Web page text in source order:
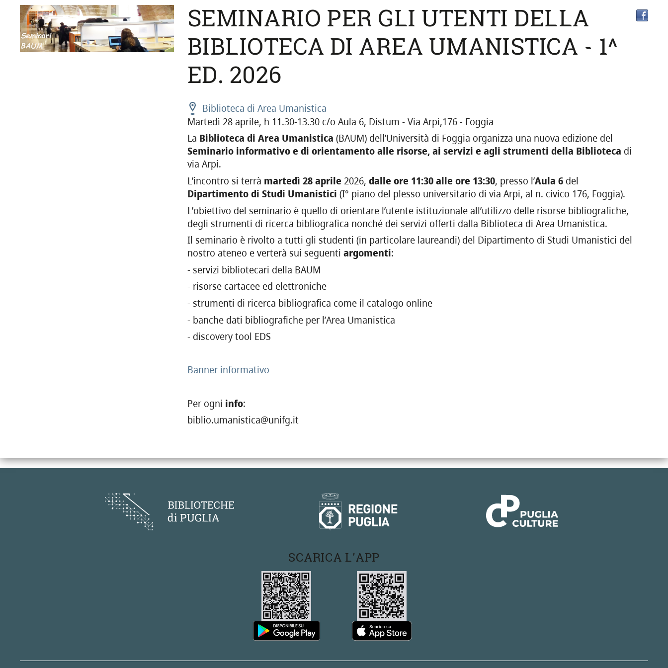
SEMINARIO PER GLI UTENTI DELLA
BIBLIOTECA DI AREA UMANISTICA - 1^
ED. 2026
Biblioteca di Area Umanistica
Martedì 28 aprile, h 11.30-13.30 c/o Aula 6, Distum - Via Arpi,176 - Foggia
La Biblioteca di Area Umanistica (BAUM) dell’Università di Foggia organizza una nuova edizione del
Seminario informativo e di orientamento alle risorse, ai servizi e agli strumenti della Biblioteca di
via Arpi.
L’incontro si terrà martedì 28 aprile 2026, dalle ore 11:30 alle ore 13:30, presso l’Aula 6 del
Dipartimento di Studi Umanistici (I° piano del plesso universitario di via Arpi, al n. civico 176, Foggia).
L’obiettivo del seminario è quello di orientare l’utente istituzionale all’utilizzo delle risorse bibliografiche,
degli strumenti di ricerca bibliografica nonché dei servizi offerti dalla Biblioteca di Area Umanistica.
Il seminario è rivolto a tutti gli studenti (in particolare laureandi) del Dipartimento di Studi Umanistici del
nostro ateneo e verterà sui seguenti argomenti:
- servizi bibliotecari della BAUM
- risorse cartacee ed elettroniche
- strumenti di ricerca bibliografica come il catalogo online
- banche dati bibliografiche per l’Area Umanistica
- discovery tool EDS
Banner informativo
Per ogni info:
biblio.umanistica@unifg.it
SCARICA L'APP